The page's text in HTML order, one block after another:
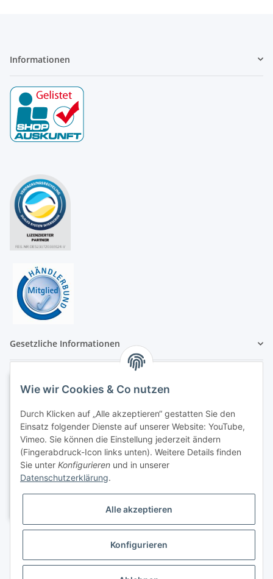
Informationen
Gesetzliche Informationen
Wie wir Cookies & Co nutzen
Durch Klicken auf „Alle akzeptieren“ gestatten Sie den
Einsatz folgender Dienste auf unserer Website: YouTube,
Vimeo. Sie können die Einstellung jederzeit ändern
(Fingerabdruck-Icon links unten). Weitere Details finden
Sie unter Konfigurieren und in unserer
Datenschutzerklärung.
Alle akzeptieren
Konfigurieren